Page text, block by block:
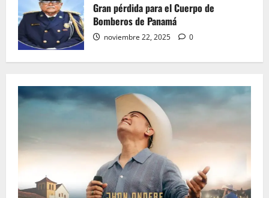
Gran pérdida para el Cuerpo de
Bomberos de Panamá
noviembre 22, 2025 0